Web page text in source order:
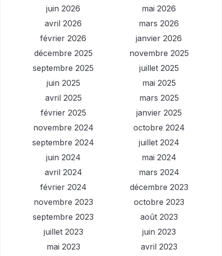
juin 2026
mai 2026
avril 2026
mars 2026
février 2026
janvier 2026
décembre 2025
novembre 2025
septembre 2025
juillet 2025
juin 2025
mai 2025
avril 2025
mars 2025
février 2025
janvier 2025
novembre 2024
octobre 2024
septembre 2024
juillet 2024
juin 2024
mai 2024
avril 2024
mars 2024
février 2024
décembre 2023
novembre 2023
octobre 2023
septembre 2023
août 2023
juillet 2023
juin 2023
mai 2023
avril 2023